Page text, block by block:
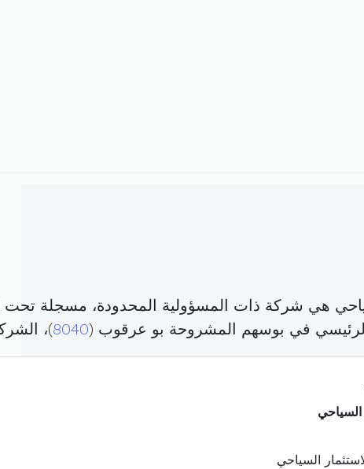
هي شركة ذات المسؤولية المحدودة، مسجلة تحت
في بوسهم المشروحة بو عرقوب (8040)،
السياحي